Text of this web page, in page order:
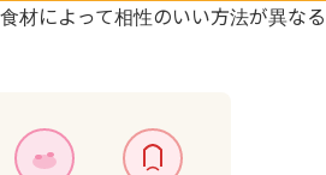
材によって相性のいい方法が異な